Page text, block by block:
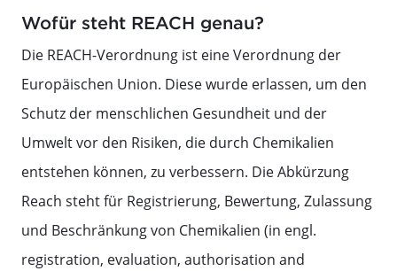
Wofür steht REACH genau?
Die REACH-Verordnung ist eine Verordnung der
Europäischen Union. Diese wurde erlassen, um den
Schutz der menschlichen Gesundheit und der
Umwelt vor den Risiken, die durch Chemikalien
entstehen können, zu verbessern. Die Abkürzung
Reach steht für Registrierung, Bewertung, Zulassung
und Beschränkung von Chemikalien (in engl.
registration, evaluation, authorisation and